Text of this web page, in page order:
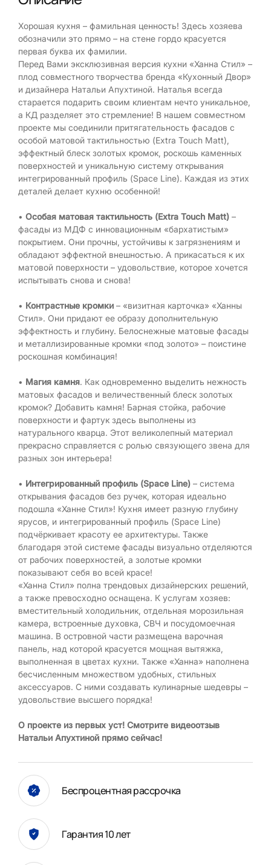
Хорошая кухня – фамильная ценность! Здесь хозяева
обозначили это прямо – на стене гордо красуется
первая буква их фамилии.
Перед Вами эксклюзивная версия кухни «Ханна Стил» –
плод совместного творчества бренда «Кухонный Двор»
и дизайнера Натальи Апухтиной. Наталья всегда
старается подарить своим клиентам нечто уникальное,
а КД разделяет это стремление! В нашем совместном
проекте мы соединили притягательность фасадов с
особой матовой тактильностью (Extra Touch Matt),
эффектный блеск золотых кромок, роскошь каменных
поверхностей и уникальную систему открывания
интегрированный профиль (Space Line). Каждая из этих
деталей делает кухню особенной!
• Особая матовая тактильность (Extra Touch Matt) –
фасады из МДФ с инновационным «бархатистым»
покрытием. Они прочны, устойчивы к загрязнениям и
обладают эффектной внешностью. А прикасаться к их
матовой поверхности – удовольствие, которое хочется
испытывать снова и снова!
• Контрастные кромки – «визитная карточка» «Ханны
Стил». Они придают ее образу дополнительную
эффектность и глубину. Белоснежные матовые фасады
и металлизированные кромки «под золото» – поистине
роскошная комбинация!
• Магия камня. Как одновременно выделить нежность
матовых фасадов и величественный блеск золотых
кромок? Добавить камня! Барная стойка, рабочие
поверхности и фартук здесь выполнены из
натурального кварца. Этот великолепный материал
прекрасно справляется с ролью связующего звена для
разных зон интерьера!
• Интегрированный профиль (Space Line) – система
открывания фасадов без ручек, которая идеально
подошла «Ханне Стил»! Кухня имеет разную глубину
ярусов, и интегрированный профиль (Space Line)
подчёркивает красоту ее архитектуры. Также
благодаря этой системе фасады визуально отделяются
от рабочих поверхностей, а золотые кромки
показывают себя во всей красе!
«Ханна Стил» полна трендовых дизайнерских решений,
а также превосходно оснащена. К услугам хозяев:
вместительный холодильник, отдельная морозильная
камера, встроенные духовка, СВЧ и посудомоечная
машина. В островной части размещена варочная
панель, над которой красуется мощная вытяжка,
выполненная в цветах кухни. Также «Ханна» наполнена
бесчисленным множеством удобных, стильных
аксессуаров. С ними создавать кулинарные шедевры –
удовольствие высшего порядка!
О проекте из первых уст! Смотрите видеоотзыв
Натальи Апухтиной прямо сейчас!
Беспроцентная рассрочка
Гарантия 10 лет